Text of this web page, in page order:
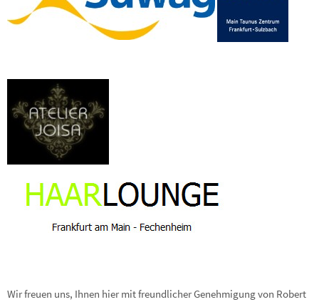
Wir freuen uns, Ihnen hier mit freundlicher Genehmigung von Robert